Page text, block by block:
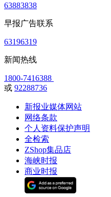
63883838
早报广告联系
63196319
新闻热线
1800-7416388
或 92288736
新报业媒体网站
网络条款
个人资料保护声明
全检索
ZShop集品店
海峡时报
商业时报